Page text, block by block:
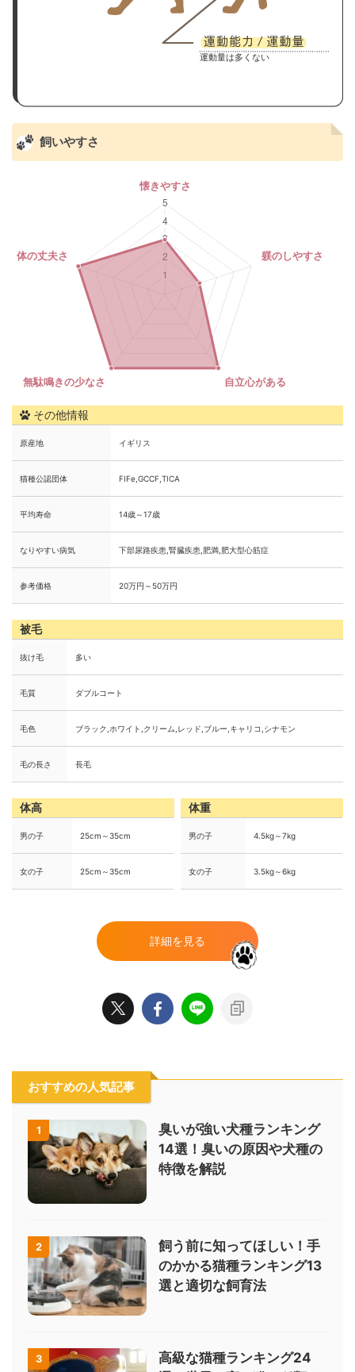
運動量は多くない
飼いやすさ
その他情報
原産地 イギリス
猫種公認団体 FIFe,GCCF,TICA
平均寿命 14歳～17歳
なりやすい病気 下部尿路疾患,腎臓疾患,肥満,肥大型心筋症
参考価格 20万円～50万円
被毛
抜け毛 多い
毛質 ダブルコート
毛色 ブラック,ホワイト,クリーム,レッド,ブルー,キャリコ,シナモン
毛の長さ 長毛
体高
男の子 25cm～35cm
女の子 25cm～35cm
体重
男の子 4.5kg～7kg
女の子 3.5kg～6kg
詳細を見る
おすすめの人気記事
1
臭いが強い犬種ランキング
14選！臭いの原因や犬種の
特徴を解説
2
飼う前に知ってほしい！手
のかかる猫種ランキング13
選と適切な飼育法
3
高級な猫種ランキング24